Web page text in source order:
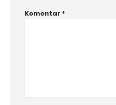
Komentar *